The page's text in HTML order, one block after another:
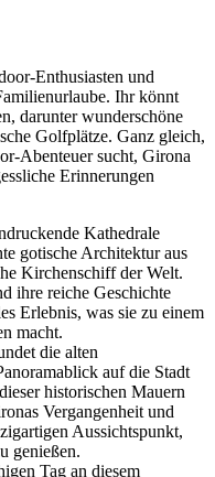
Enthusiasten und
Ihr könnt
darunter wunderschöne
Golfplätze. Ganz gleich,
Abenteuer sucht, Girona
Erinnerungen
Kathedrale
gotische Architektur aus
Kirchenschiff der Welt.
ihre reiche Geschichte
Erlebnis, was sie zu einem
macht.
die alten
auf die Stadt
historischen Mauern
Vergangenheit und
Aussichtspunkt,
genießen.
Tag an diesem